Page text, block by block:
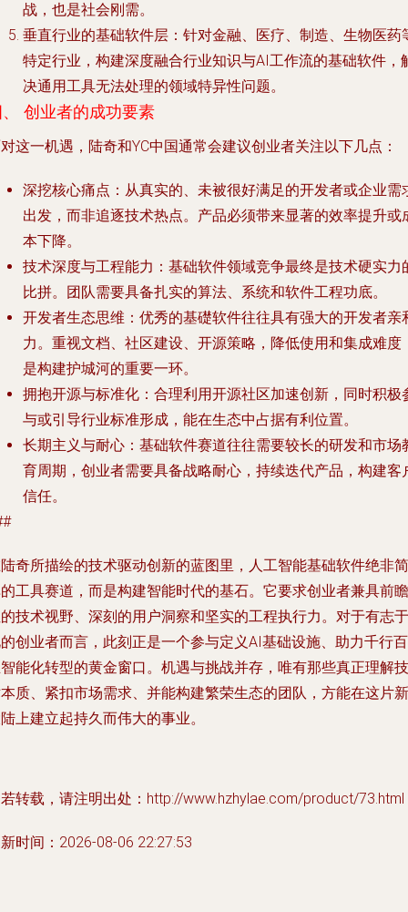
战，也是社会刚需。
垂直行业的基础软件层 ：针对金融、医疗、制造、生物医药
特定行业，构建深度融合行业知识与AI工作流的基础软件，
决通用工具无法处理的领域特异性问题。
创业者的成功要素
这一机遇，陆奇和YC中国通常会建议创业者关注以下几点：
深挖核心痛点 ：从真实的、未被很好满足的开发者或企业需
出发，而非追逐技术热点。产品必须带来显著的效率提升或
本下降。
技术深度与工程能力 ：基础软件领域竞争最终是技术硬实力
比拼。团队需要具备扎实的算法、系统和软件工程功底。
开发者生态思维 ：优秀的基礎软件往往具有强大的开发者亲
力。重视文档、社区建设、开源策略，降低使用和集成难度
是构建护城河的重要一环。
拥抱开源与标准化 ：合理利用开源社区加速创新，同时积极
与或引导行业标准形成，能在生态中占据有利位置。
长期主义与耐心 ：基础软件赛道往往需要较长的研发和市场
育周期，创业者需要具备战略耐心，持续迭代产品，构建客
信任。
奇所描绘的技术驱动创新的蓝图里，人工智能基础软件绝非简
工具赛道，而是构建智能时代的基石。它要求创业者兼具前瞻
技术视野、深刻的用户洞察和坚实的工程执行力。对于有志于
创业者而言，此刻正是一个参与定义AI基础设施、助力千行百
能化转型的黄金窗口。机遇与挑战并存，唯有那些真正理解技
质、紧扣市场需求、并能构建繁荣生态的团队，方能在这片新
上建立起持久而伟大的事业。
转载，请注明出处：http://www.hzhylae.com/product/73.html
时间：2026-08-06 22:27:53